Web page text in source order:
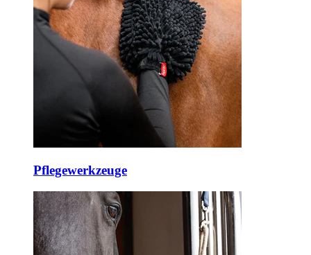
Pflegewerkzeuge